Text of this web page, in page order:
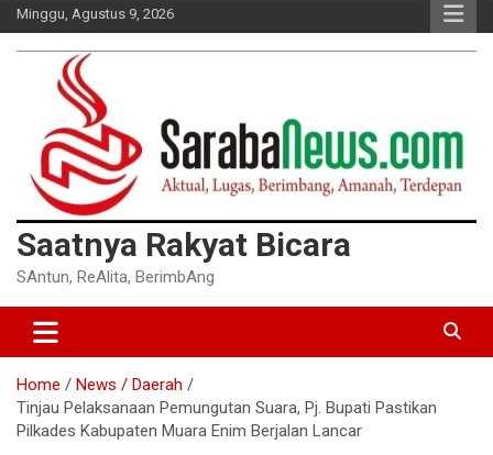
Minggu, Agustus 9, 2026
Saatnya Rakyat Bicara
SAntun, ReAlita, BerimbAng
Home
News / Daerah
Tinjau Pelaksanaan Pemungutan Suara, Pj. Bupati Pastikan
Pilkades Kabupaten Muara Enim Berjalan Lancar